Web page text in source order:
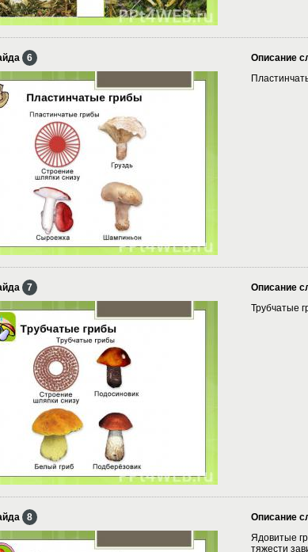
6
Описание
7
Описание
Трубчатые
8
Описание
Ядовитые
тяжести